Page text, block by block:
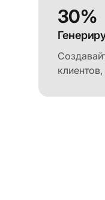
30%